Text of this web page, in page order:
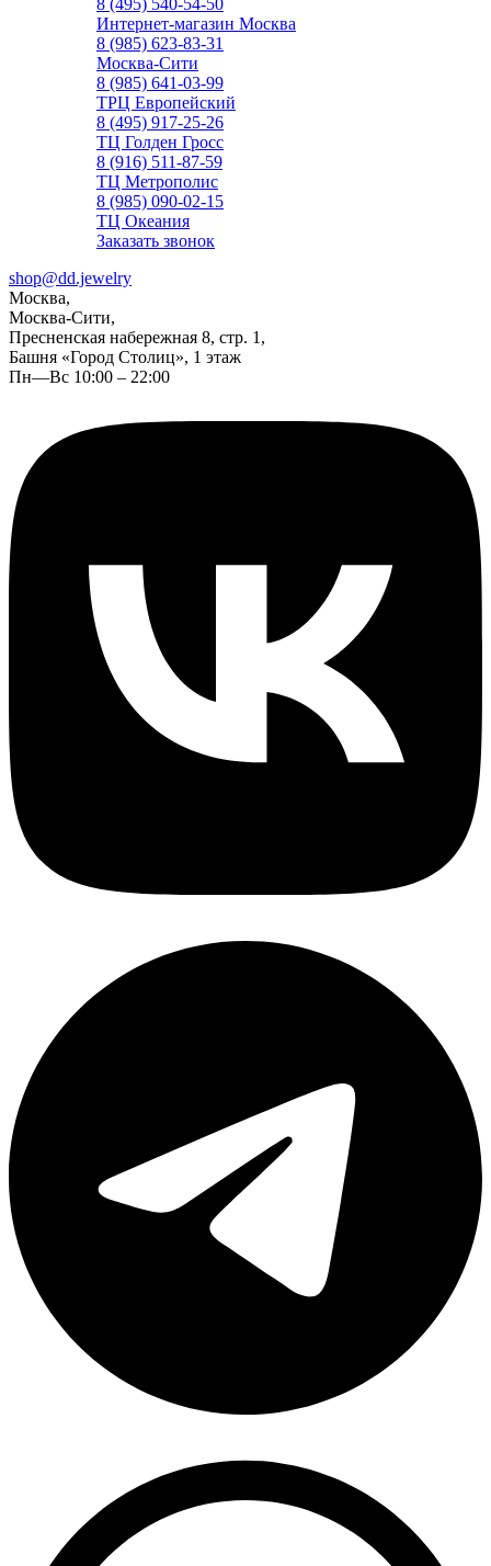
8 (495) 540-54-50
Интернет-магазин Москва
8 (985) 623-83-31
Москва-Сити
8 (985) 641-03-99
ТРЦ Европейский
8 (495) 917-25-26
ТЦ Голден Гросс
8 (916) 511-87-59
ТЦ Метрополис
8 (985) 090-02-15
ТЦ Океания
Заказать звонок
shop@dd.jewelry
Москва,
Москва-Сити,
Пресненская набережная 8, стр. 1,
Башня «Город Столиц», 1 этаж
Пн—Вс 10:00 – 22:00